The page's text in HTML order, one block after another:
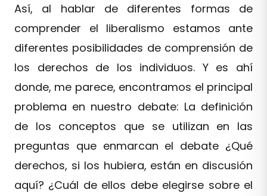
Así, al hablar de diferentes formas de
comprender el liberalismo estamos ante
diferentes posibilidades de comprensión de
los derechos de los individuos. Y es ahí
donde, me parece, encontramos el principal
problema en nuestro debate: La definición
de los conceptos que se utilizan en las
preguntas que enmarcan el debate ¿Qué
derechos, si los hubiera, están en discusión
aquí? ¿Cuál de ellos debe elegirse sobre el